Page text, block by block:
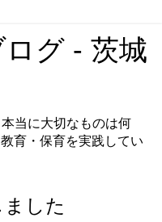
グ - 茨城
当に大切なものは何
育・保育を実践してい
した